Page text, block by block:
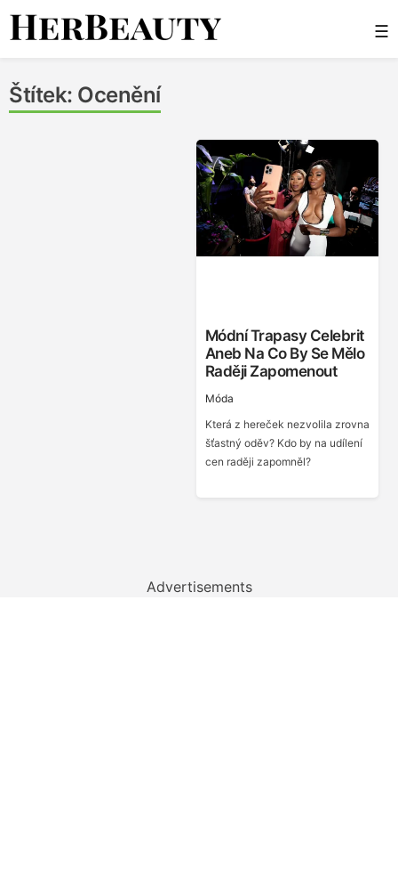
Skip
☰
Štítek: Ocenění
Módní Trapasy Celebrit
Aneb Na Co By Se Mělo
Raději Zapomenout
Móda
Která z hereček nezvolila zrovna
šťastný oděv? Kdo by na udílení
cen raději zapomněl?
Advertisements